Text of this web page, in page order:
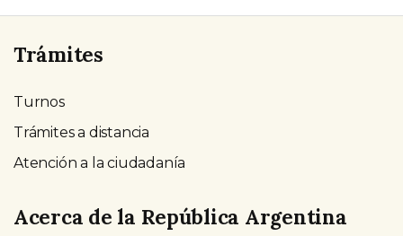
Trámites
Turnos
Trámites a distancia
Atención a la ciudadanía
Acerca de la República Argentina